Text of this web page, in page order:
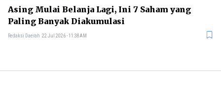
Asing Mulai Belanja Lagi, Ini 7 Saham yang
Paling Banyak Diakumulasi
Redaksi Daerah 22 Jul 2026 - 11:38AM